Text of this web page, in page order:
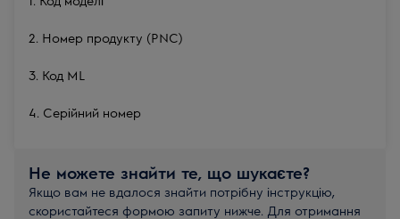
2. Номер продукту (PNC)
3. Код ML
4. Серійний номер
Не можете знайти те, що шукаєте?
Якщо вам не вдалося знайти потрібну інструкцію,
скористайтеся формою запиту нижче. Для отримання